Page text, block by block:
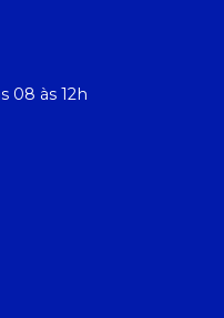
08 às 12h